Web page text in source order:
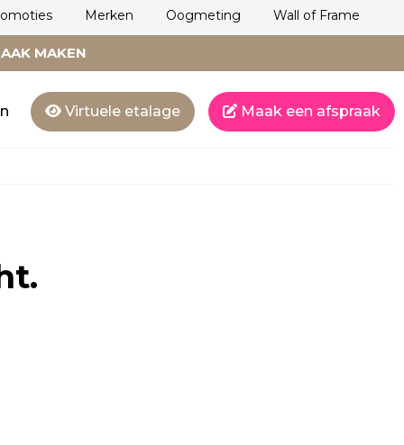
Merken Oogmeting Wall of Frame
MAKEN
Virtuele etalage Maak een afspraak